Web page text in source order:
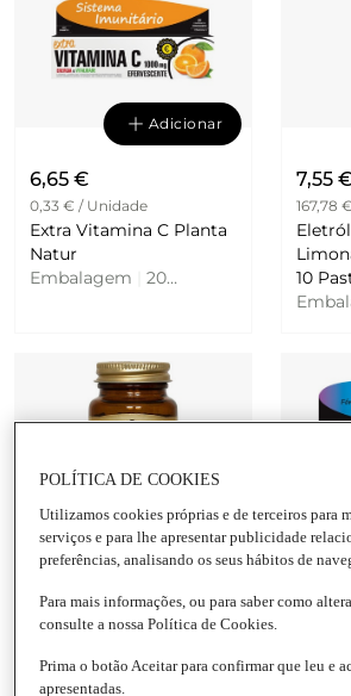
Adicionar
6,65 €
0,33 € / Unidade
Extra Vitamina C Planta
Natur
Embalagem
20
7,55 €
167,78
10
Adicionar
0,70 € / Unidade
Methycobalamin
Vitamina B12 Sublingual
1000mcg Solgar
0,33 €
POLÍTICA DE COOKIES
Utilizamos cookies próprias e de terceiros para
serviços e para lhe apresentar publicidade
preferências, analisando os seus hábitos de
Para mais informações, ou para saber como
consulte a nossa Política de Cookies.
Prima o botão Aceitar para confirmar que leu e
apresentadas.